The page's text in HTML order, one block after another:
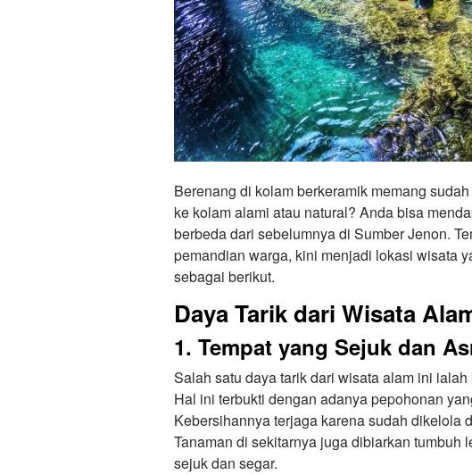
Berenang di kolam berkeramik memang
ke kolam alami atau natural? Anda bisa
berbeda dari sebelumnya di Sumber Jenon.
pemandian warga, kini menjadi lokasi wisata
sebagai berikut.
Daya Tarik dari Wisata
1. Tempat yang Sejuk dan
Salah satu daya tarik dari wisata alam ini
Hal ini terbukti dengan adanya pepohonan
Kebersihannya terjaga karena sudah dikelola
Tanaman di sekitarnya juga dibiarkan tumbuh
sejuk dan segar.